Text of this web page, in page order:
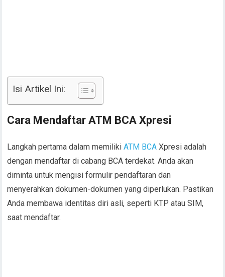
Isi Artikel Ini:
Cara Mendaftar ATM BCA Xpresi
Langkah pertama dalam memilikiATM BCA Xpresi adalah
dengan mendaftar di cabang BCA terdekat. Anda akan
diminta untuk mengisi formulir pendaftaran dan
menyerahkan dokumen-dokumen yang diperlukan. Pastikan
Anda membawa identitas diri asli, seperti KTP atau SIM,
saat mendaftar.